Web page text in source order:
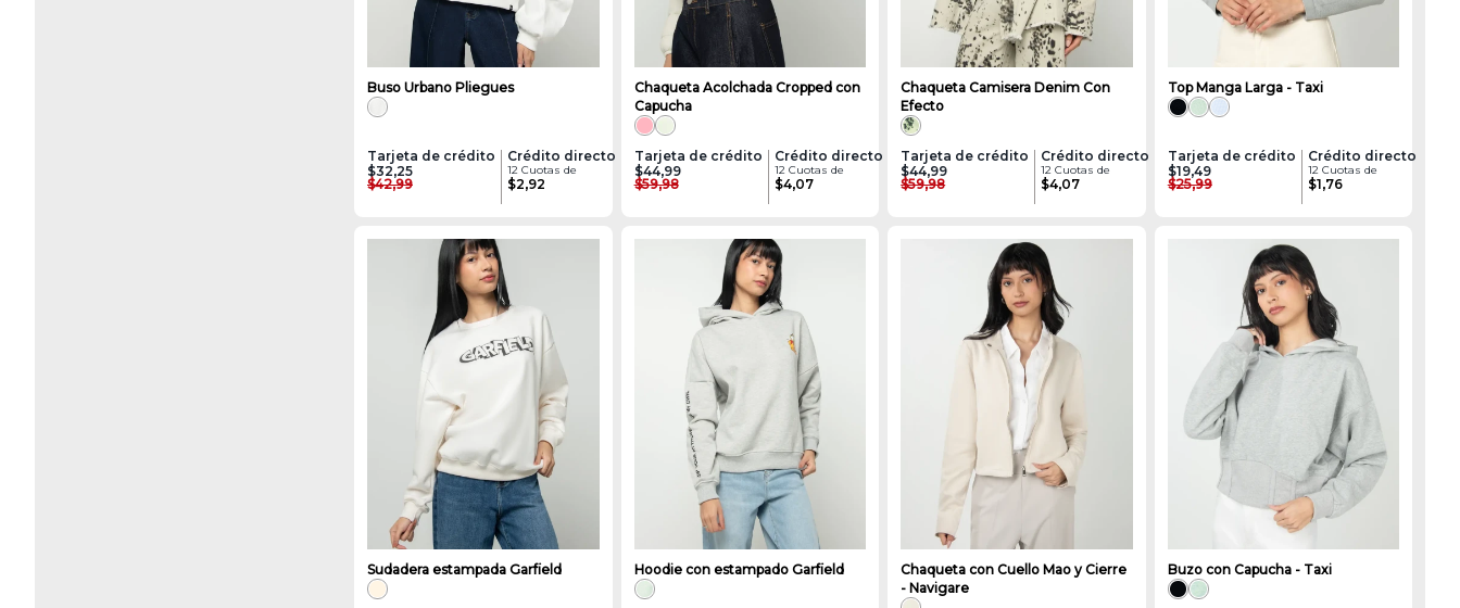
Buso Urbano Pliegues
Tarjeta de crédito
$32,25
$42,99
Crédito directo
12 Cuotas de
$2,92
Chaqueta Acolchada Cropped con
Capucha
Tarjeta de crédito
$44,99
$59,98
Crédito directo
12 Cuotas de
$4,07
Chaqueta Camisera Denim Con
Efecto
Tarjeta de crédito
$44,99
$59,98
Crédito directo
12 Cuotas de
$4,07
Top Manga Larga - Taxi
Tarjeta de crédito
$19,49
$25,99
Crédito directo
12 Cuotas de
$1,76
Sudadera estampada Garfield Hoodie con estampado Garfield
Chaqueta con Cuello Mao y Cierre
- Navigare
Buzo con Capucha - Taxi